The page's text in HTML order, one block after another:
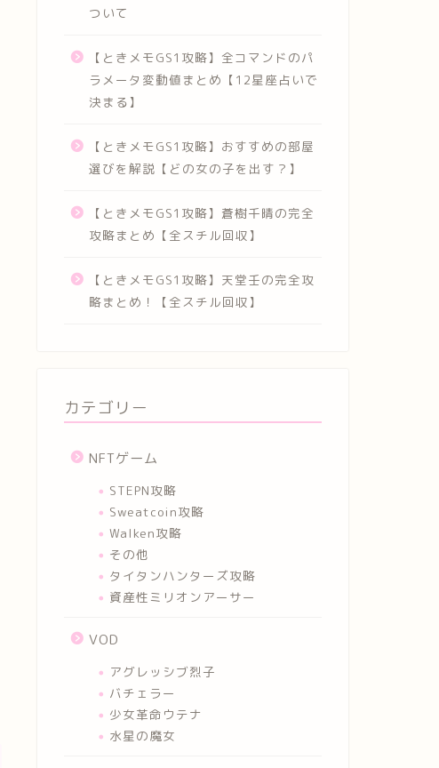
ついて
【ときメモGS1攻略】全コマンドのパ
ラメータ変動値まとめ【12星座占いで
決まる】
【ときメモGS1攻略】おすすめの部屋
選びを解説【どの女の子を出す？】
【ときメモGS1攻略】蒼樹千晴の完全
攻略まとめ【全スチル回収】
【ときメモGS1攻略】天堂壬の完全攻
略まとめ！【全スチル回収】
カテゴリー
NFTゲーム
STEPN攻略
Sweatcoin攻略
Walken攻略
その他
タイタンハンターズ攻略
資産性ミリオンアーサー
VOD
アグレッシブ烈子
バチェラー
少女革命ウテナ
水星の魔女